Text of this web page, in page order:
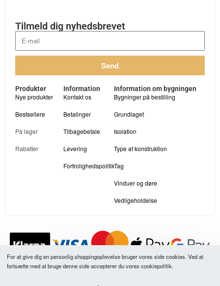
Tilmeld dig nyhedsbrevet
Send
Produkter
Nye produkter
Bestsellere
På lager
Rabatter
Information
Kontakt os
Betalinger
Tilbagebetale
Levering
Fortrolighedspolitik
Information om bygningen
Bygninger på bestilling
Grundlaget
Isolation
Type af konstruktion
Tag
Vinduer og døre
Vedligeholdelse
For at give dig en personlig shoppingoplevelse bruger vores side cookies. Ved at
fortsætte med at bruge denne side accepterer du vores cookiepolitik.